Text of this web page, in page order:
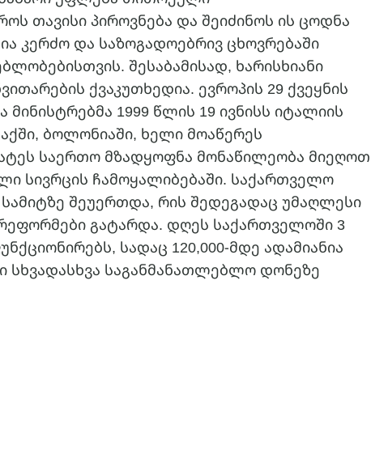
თავისი პიროვნება და შეიძინოს ის ცოდნა
კერძო და საზოგადოებრივ ცხოვრებაში
შესაბამისად, ხარისხიანი
ქვაკუთხედია. ევროპის 29 ქვეყნის
1999 წლის 19 ივნისს იტალიის
ბოლონიაში, ხელი მოაწერეს
საერთო მზადყოფნა მონაწილეობა მიეღოთ
სივრცის ჩამოყალიბებაში. საქართველო
შეუერთდა, რის შედეგადაც უმაღლესი
გატარდა. დღეს საქართველოში 3
სადაც 120,000-მდე ადამიანია
სხვადასხვა საგანმანათლებლო დონეზე